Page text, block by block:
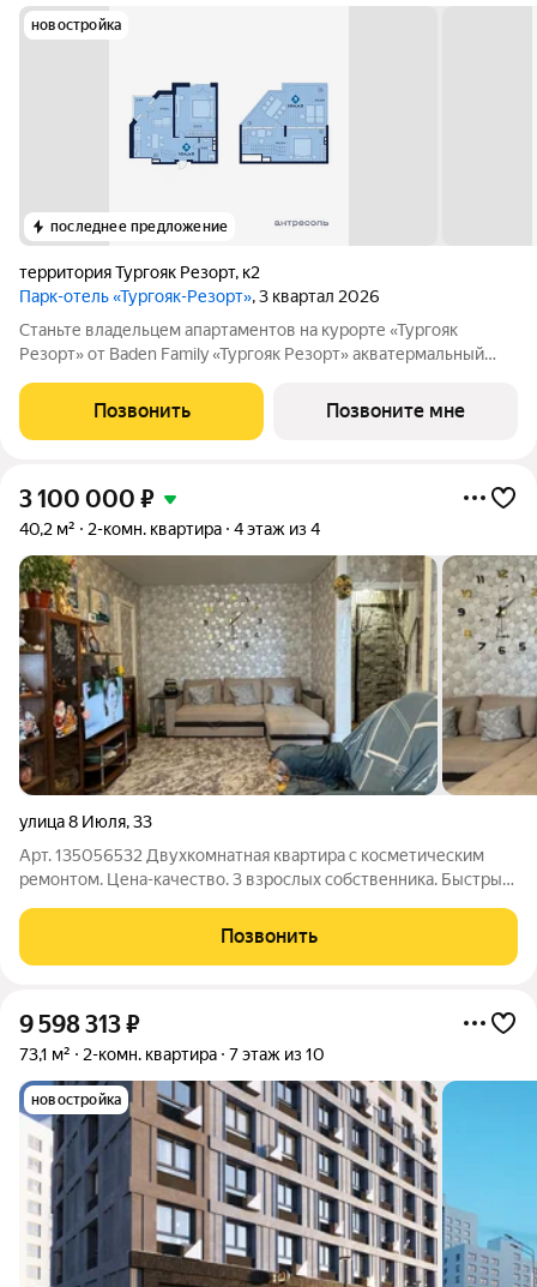
новостройка
последнее предложение
территория Тургояк Резорт, к2
Парк-отель «Тургояк-Резорт», 3 квартал 2026
Станьте владельцем апартаментов на курорте «Тургояк
Резорт» от Badеn Family «Тургояк Резорт» акватермальный
открывается захватывающий вид на второе по чистоте озеро в
России после Байкала. На
Позвонить Позвоните мне
3 100 000 ₽
40,2 м² 2-комн. квартира 4 этаж из 4
улица 8 Июля,33
Арт. 135056532 Двухкомнатная квартира с косметическим
ремонтом. Цена-качество. 3 взрослых собственника. Быстрый
Позвонить
9 598 313₽
73,1 м² 2-комн. квартира 7 этаж из 10
новостройка